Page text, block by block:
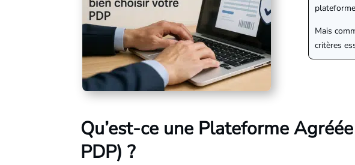
Mais
critères
Qu’est-ce une Plateforme
PDP) ?